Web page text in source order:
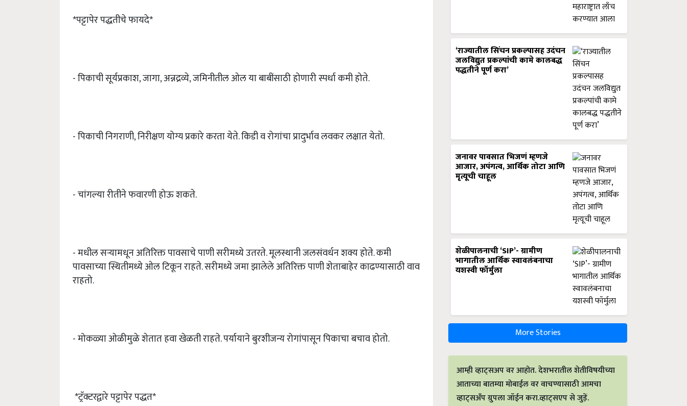
*पट्टापेर पद्धतीचे फायदे*
- पिकाची सूर्यप्रकाश, जागा, अन्नद्रव्ये, जमिनीतील ओल या बाबींसाठी होणारी स्पर्धा कमी होते.
- पिकाची निगराणी, निरीक्षण योग्य प्रकारे करता येते. किडी व रोगांचा प्रादुर्भाव लवकर लक्षात येतो.
- चांगल्या रीतीने फवारणी होऊ शकते.
- मधील सऱ्यामधून अतिरिक्त पावसाचे पाणी सरीमध्ये उतरते. मूलस्थानी जलसंवर्धन शक्य होते. कमी
पावसाच्या स्थितीमध्ये ओल टिकून राहते. सरीमध्ये जमा झालेले अतिरिक्त पाणी शेताबाहेर काढण्यासाठी वाव
राहतो.
- मोकळ्या ओळीमुळे शेतात हवा खेळती राहते. पर्यायाने बुरशीजन्य रोगांपासून पिकाचा बचाव होतो.
*ट्रॅक्टरद्वारे पट्टापेर पद्धत*
‘राज्यातील सिंचन प्रकल्पासह उदंचन
जलविद्युत प्रकल्पांची कामे कालबद्ध
पद्धतीने पूर्ण करा’
जनावर पावसात भिजणं म्हणजे
आजार, अपंगत्व, आर्थिक तोटा आणि
मृत्यूची चाहूल
शेळीपालनाची ‘SIP’- ग्रामीण
भागातील आर्थिक स्वावलंबनाचा
यशस्वी फॉर्मुला
More Stories
आम्ही व्हाट्सअप वर आहोत. देशभरातील शेतीविषयीच्या
आताच्या बातम्या मोबाईल वर वाचण्यासाठी आमचा
व्हाट्सअँप ग्रुपला जॉईन करा.व्हाट्सएप से जुड़ें.